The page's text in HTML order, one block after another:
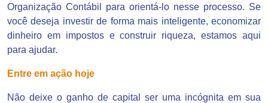
Organização Contábil para orientá-lo nesse processo. Se
você deseja investir de forma mais inteligente, economizar
dinheiro em impostos e construir riqueza, estamos aqui
para ajudar.
Entre em ação hoje
Não deixe o ganho de capital ser uma incógnita em sua